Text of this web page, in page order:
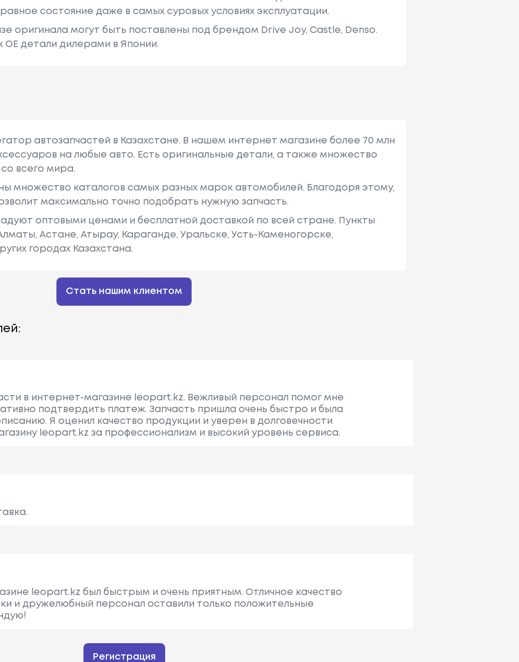
состояние даже в самых суровых условиях эксплуатации.
оригинала могут быть поставлены под брендом Drive Joy, Castle, Denso.
ОЕ детали дилерами в Японии.
автозапчастей в Казахстане. В нашем интернет магазине более 70 млн
на любые авто. Есть оригинальные детали, а также множество
всего мира.
множество каталогов самых разных марок автомобилей. Благодоря этому,
максимально точно подобрать нужную запчасть.
оптовыми ценами и бесплатной доставкой по всей стране. Пункты
Астане, Атырау, Караганде, Уральске, Усть-Каменогорске,
городах Казахстана.
Стать нашим клиентом
в интернет-магазине leopart.kz. Вежливый персонал помог мне
подтвердить платеж. Запчасть пришла очень быстро и была
Я оценил качество продукции и уверен в долговечности
leopart.kz за профессионализм и высокий уровень сервиса.
leopart.kz был быстрым и очень приятным. Отличное качество
и дружелюбный персонал оставили только положительные
Регистрация